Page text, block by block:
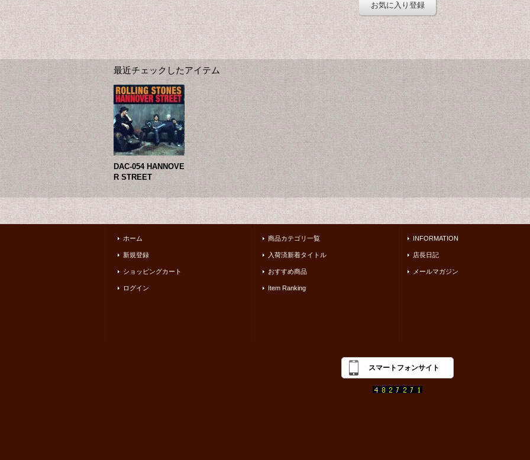
お気に入り登録
最近チェックしたアイテム
DAC-054 HANNOVE
R STREET
ホーム
新規登録
ショッピングカート
ログイン
商品カテゴリ一覧
入荷済新着タイトル
おすすめ商品
Item Ranking
INFORMATION
店長日記
メールマガジン
スマートフォンサイト